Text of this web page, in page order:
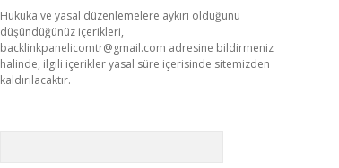
Hukuka ve yasal düzenlemelere aykırı olduğunu
düşündüğünüz içerikleri,
backlinkpanelicomtr@gmail.com adresine bildirmeniz
halinde, ilgili içerikler yasal süre içerisinde sitemizden
kaldırılacaktır.